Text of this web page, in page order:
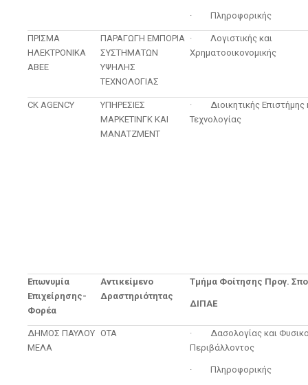
· Πληροφορικής
ΠΡΙΣΜΑ
ΗΛΕΚΤΡΟΝΙΚΑ
ΑΒΕΕ
ΠΑΡΑΓΩΓΗ ΕΜΠΟΡΙΑ
ΣΥΣΤΗΜΑΤΩΝ
ΥΨΗΛΗΣ
ΤΕΧΝΟΛΟΓΙΑΣ
· Λογιστικής και
Χρηματοοικονομικής
CK AGENCY
ΥΠΗΡΕΣΙΕΣ
ΜΑΡΚΕΤΙΝΓΚ ΚΑΙ
ΜΑΝΑΤΖΜΕΝΤ
· Διοικητικής Επιστήμης
Τεχνολογίας
Επωνυμία
Επιχείρησης-
Φορέα
Αντικείμενο
Δραστηριότητας
Τμήμα Φοίτησης Προγ.
ΔΙΠΑΕ
ΔΗΜΟΣ ΠΑΥΛΟΥ
ΜΕΛΑ
ΟΤΑ
· Δασολογίας και
Περιβάλλοντος
· Πληροφορικής